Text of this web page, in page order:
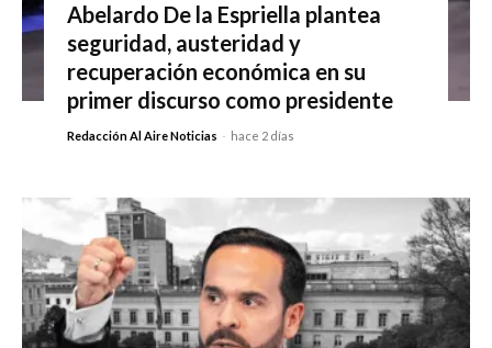
Abelardo De la Espriella plantea
seguridad, austeridad y
recuperación económica en su
primer discurso como presidente
Redacción Al Aire Noticias - hace 2 días